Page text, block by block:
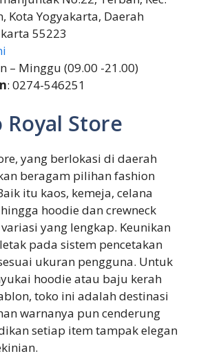
Kota Yogyakarta, Daerah
55223
– Minggu (09.00 -21.00)
: 0274-546251
Royal Store
yang berlokasi di daerah
beragam pilihan fashion
itu kaos, kemeja, celana
hoodie dan crewneck
yang lengkap. Keunikan
pada sistem pencetakan
ukuran pengguna. Untuk
hoodie atau baju kerah
toko ini adalah destinasi
warnanya pun cenderung
setiap item tampak elegan